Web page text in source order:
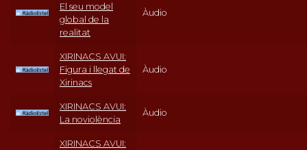
El seu model
global de la
realitat
Àudio
XIRINACS AVUI:
Figura i llegat de
Xirinacs
Àudio
XIRINACS AVUI:
La noviolència
Àudio
XIRINACS AVUI: